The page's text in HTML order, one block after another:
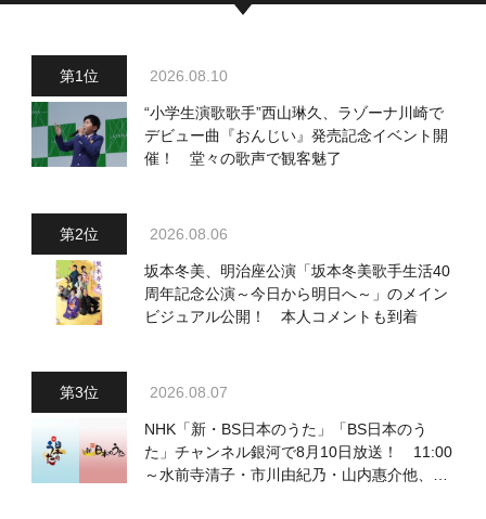
2026.08.10
“小学生演歌歌手”西山琳久、ラゾーナ川崎で
デビュー曲『おんじい』発売記念イベント開
催！ 堂々の歌声で観客魅了
2026.08.06
坂本冬美、明治座公演「坂本冬美歌手生活40
周年記念公演～今日から明日へ～」のメイン
ビジュアル公開！ 本人コメントも到着
2026.08.07
NHK「新・BS日本のうた」「BS日本のう
た」チャンネル銀河で8月10日放送！ 11:00
～水前寺清子・市川由紀乃・山内惠介他、